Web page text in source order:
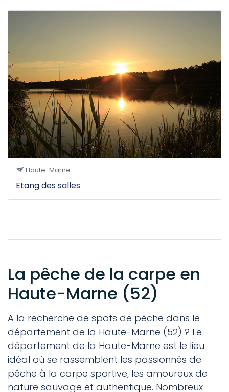
Haute-Marne
Etang des salles
La pêche de la carpe en
Haute-Marne (52)
A la recherche de spots de pêche dans le
département de la Haute-Marne (52) ? Le
département de la Haute-Marne est le lieu
idéal où se rassemblent les passionnés de
pêche à la carpe sportive, les amoureux de
nature sauvage et authentique. Nombreux